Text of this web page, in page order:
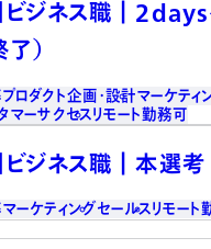
ビジネス職┃2days
）
プロダクト企画・設計マーケティ
マーサクセス リモート勤務可
ビジネス職┃本選考
マーケティング セールスリモート